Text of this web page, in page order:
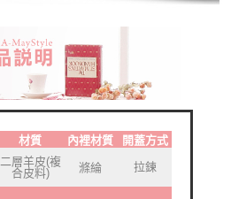
材質 內裡材質
開蓋方式
二層羊皮(複
合皮料)
滌綸 拉鍊